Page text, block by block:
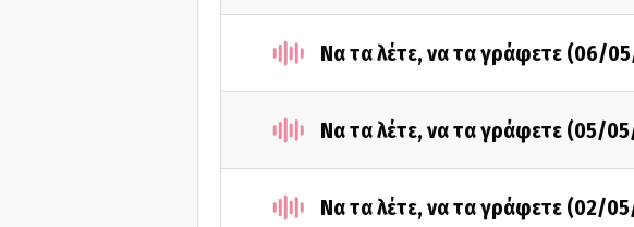
Να τα λέτε, να τα γράφετε (06/
Να τα λέτε, να τα γράφετε (05/
Να τα λέτε, να τα γράφετε (02/